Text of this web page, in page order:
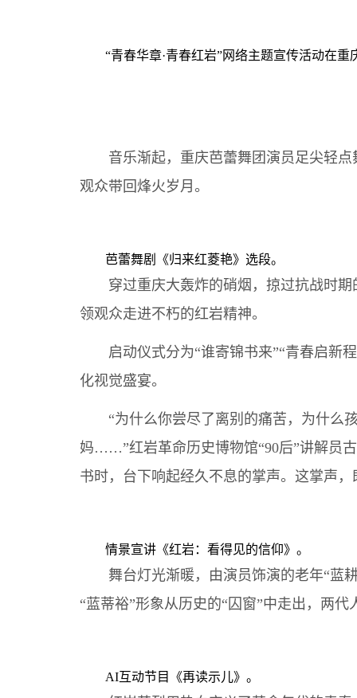
“青春华章·青春红岩”网络主题宣传活动在重
音乐渐起，重庆芭蕾舞团演员足尖轻点
观众带回烽火岁月。
芭蕾舞剧《归来红菱艳》选段。
穿过重庆大轰炸的硝烟，掠过抗战时期
领观众走进不朽的红岩精神。
启动仪式分为“谁寄锦书来”“青春启新程
化视觉盛宴。
“为什么你尝尽了离别的痛苦，为什么孩
妈……”红岩革命历史博物馆“90后”讲解员
书时，台下响起经久不息的掌声。这掌声
情景宣讲《红岩：看得见的信仰》。
舞台灯光渐暖，由演员饰演的老年“蓝耕
“蓝蒂裕”形象从历史的“囚窗”中走出，两
AI互动节目《再读示儿》。